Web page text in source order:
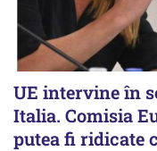
UE intervine în
Italia. Comisia
putea fi ridicate